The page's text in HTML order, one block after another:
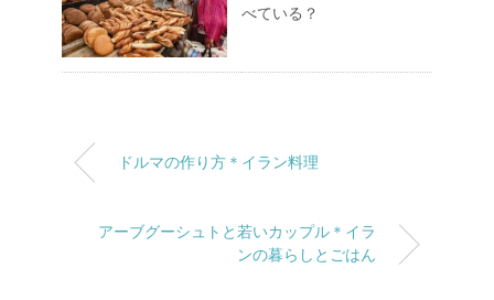
べている？
ドルマの作り方＊イラン料理
アーブグーシュトと若いカップル＊イラ
ンの暮らしとごはん